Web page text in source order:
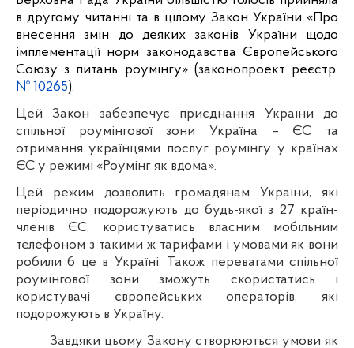
в другому читанні та в цілому Закон України «Про
внесення змін до деяких законів України щодо
імплементації норм законодавства Європейського
Союзу з питань роумінгу»(законопроект реєстр.
№ 10265).
Цей Закон забезпечує приєднання України до
спільної роумінгової зони Україна – ЄС та
отримання українцями послуг роумінгу у країнах
ЄС у режимі «Роумінг як вдома».
Цей режим дозволить громадянам України, які
періодично подорожують до будь-якої з 27 країн-
членів ЄС, користуватись власним мобільним
телефоном з такими ж тарифами і умовами як вони
робили б це в Україні. Також перевагами спільної
роумінгової зони зможуть скористатись і
користувачі європейських операторів, які
подорожують в Україну.
Завдяки цьому Закону створюються умови як